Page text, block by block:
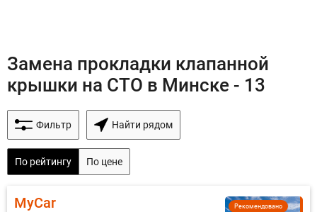
Замена прокладки клапанной
крышки на СТО в Минске - 13
Фильтр Найти рядом
По рейтингу По цене
Рекомендовано
MyCar